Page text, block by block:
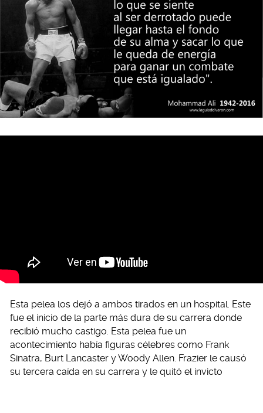
Esta pelea los dejó a ambos tirados en un hospital. Este
fue el inicio de la parte más dura de su carrera donde
recibió mucho castigo. Esta pelea fue un
acontecimiento había figuras célebres como Frank
Sinatra, Burt Lancaster y Woody Allen. Frazier le causó
su tercera caída en su carrera y le quitó el invicto